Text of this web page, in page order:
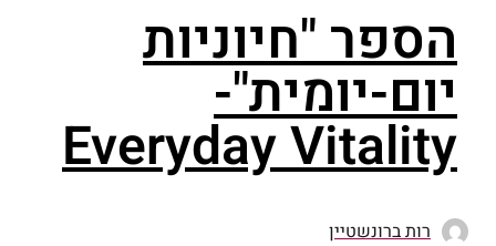
הספר "חיוניות
יום-יומית"-
Everyday Vitality
רות ברונשטיין